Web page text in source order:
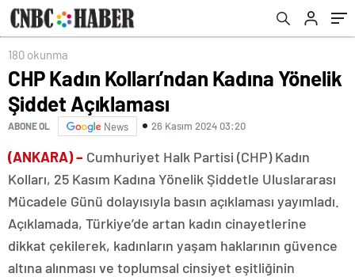
180 okunma
CHP Kadın Kolları’ndan Kadına Yönelik
Şiddet Açıklaması
ABONE OL News 26 Kasım 2024 03:20
(ANKARA) – Cumhuriyet Halk Partisi (CHP) Kadın
Kolları, 25 Kasım Kadına Yönelik Şiddetle Uluslararası
Mücadele Günü dolayısıyla basın açıklaması yayımladı.
Açıklamada, Türkiye’de artan kadın cinayetlerine
dikkat çekilerek, kadınların yaşam haklarının güvence
altına alınması ve toplumsal cinsiyet eşitliğinin